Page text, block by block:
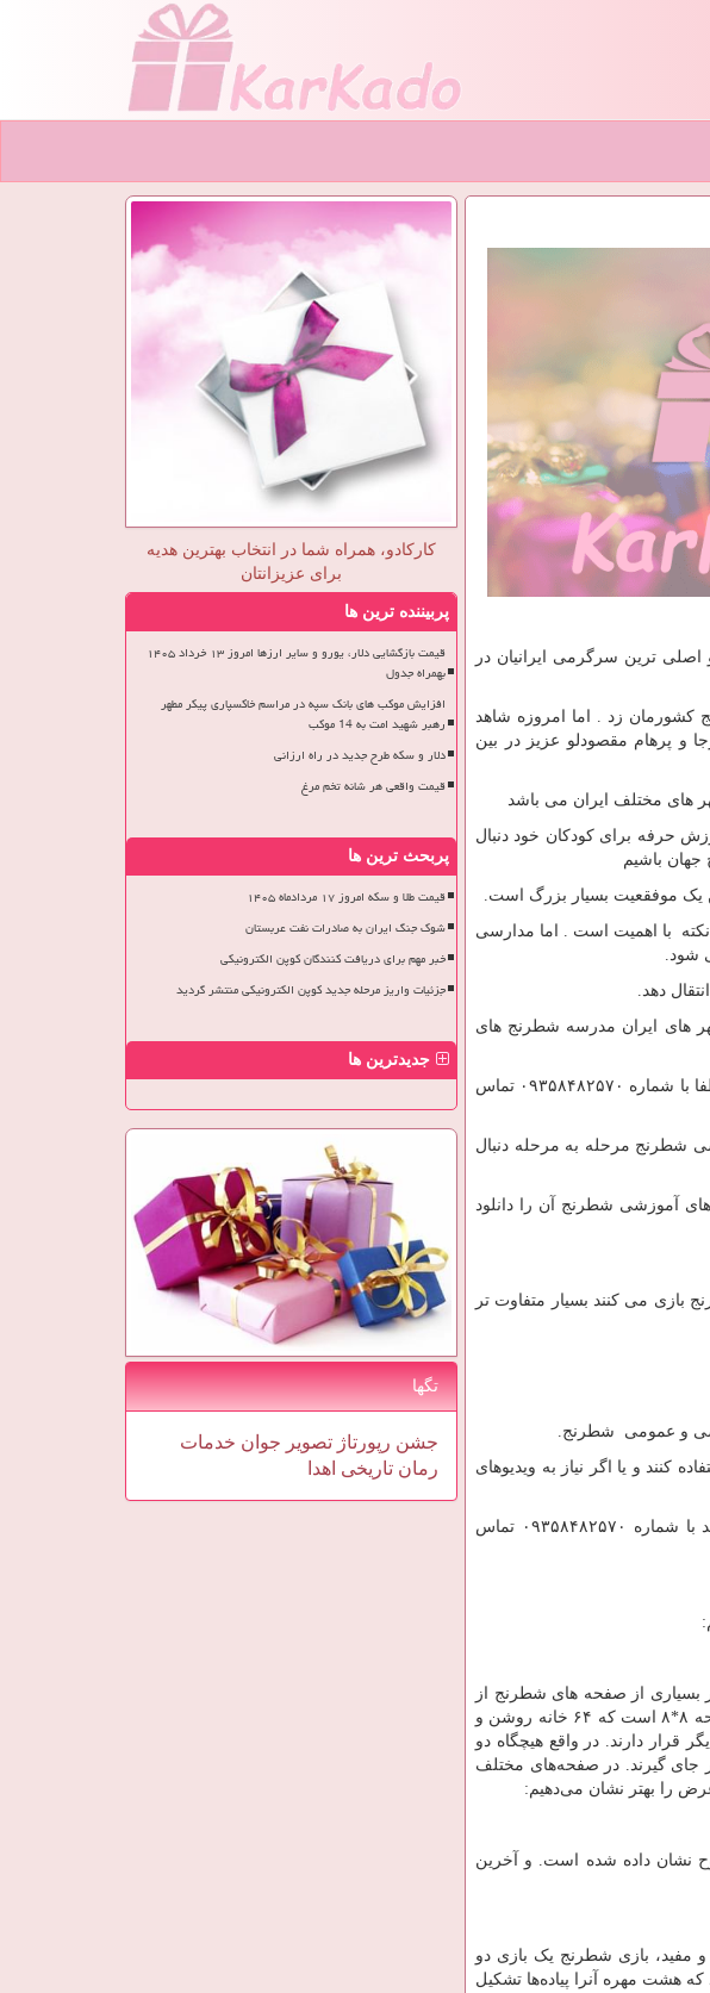
ترین سرگرمی ایرانیان در
کشورمان زد . اما امروزه شاهد
پرهام مقصودلو عزیز در بین
های مختلف ایران می باشد
حرفه برای کودکان خود دنبال
باشیم
با اهمیت است . اما مدارسی
شود.
دهد.
های ایران مدرسه شطرنج های
برای اینکه بتوانید با مدرسه شطرنج تهران تماس حاصل فرمایید و مشاوره ها و راهنمایی های بیشتری بگیرید لطفا با شماره ۰۹۳۵۸۴۸۲۵۷۰ تماس
شطرنج مرحله به مرحله دنبال
آموزشی شطرنج آن را دانلود
می کنند بسیار متفاوت تر
و عمومی شطرنج.
کنند و یا اگر نیاز به ویدیوهای
داشتید برای راهنمایی بیشتر می توانید با شماره ۰۹۳۵۸۴۸۲۵۷۰ تماس
بسیاری از صفحه های شطرنج از
حروف کوچک استفاده می‌شود) و نام ردیف‌ها از عدد ۱ تا ۸ انگلیسی می‌باشد. بنابراین صفحه شطرنج یک صفحه ۸*۸ است که ۶۴ خانه روشن و
قرار دارند. در واقع هیچگاه دو
جای گیرند. در صفحه‌های مختلف
را بهتر نشان می‌دهیم:
شطرنج بایستی به آن توجه کرد، مفهوم ستون است که در شکل ۲ به وضوح نشان داده شده است. و آخرین
مفید، بازی شطرنج یک بازی دو
سفید و طرفی که مهره سیاه دارد) دارای ۱۶ مهره می‌باشند که هشت مهره آنرا پیاده‌ها تشکیل
کارکادو، همراه شما در انتخاب بهترین هدیه
برای عزیزانتان
پربیننده ترین ها
قیمت بازگشایی دلار، یورو و سایر ارزها امروز ۱۳ خرداد ۱۴۰۵
بهمراه جدول
افزایش موکب های بانک سپه در مراسم خاکسپاری پیکر مطهر
رهبر شهید امت به 14 موکب
دلار و سکه طرح جدید در راه ارزانی
قیمت واقعی هر شانه تخم مرغ
پربحث ترین ها
قیمت طلا و سکه امروز ۱۷ مردادماه ۱۴۰۵
شوک جنگ ایران به صادرات نفت عربستان
خبر مهم برای دریافت کنندگان کوپن الکترونیکی
جزئیات واریز مرحله جدید کوپن الکترونیکی منتشر گردید
جدیدترین ها
تگها
جشن رپورتاژ تصویر جوان خدمات
رمان تاریخی اهدا